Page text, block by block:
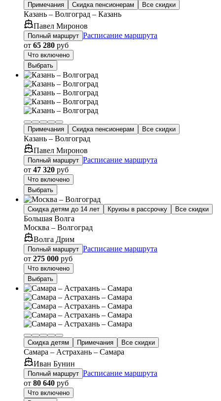
Примечания Скидка пенсионерам Все скидки
Казань – Волгоград – Казань
Павел Миронов
Полный маршрут Расписание маршрута
от 65 280 руб
Что включено
Выбрать
Примечания Скидка пенсионерам Все скидки
Казань – Волгоград
Павел Миронов
Полный маршрут Расписание маршрута
от 47 320 руб
Что включено
Выбрать
Скидка детям до 14 лет Круизы в рассрочку Все скидки
Большая Волга
Москва – Волгоград
Волга Дрим
Полный маршрут Расписание маршрута
от 275 000 руб
Что включено
Выбрать
Скидка детям Примечания Все скидки
Самара – Астрахань – Самара
Иван Бунин
Полный маршрут Расписание маршрута
от 80 640 руб
Что включено